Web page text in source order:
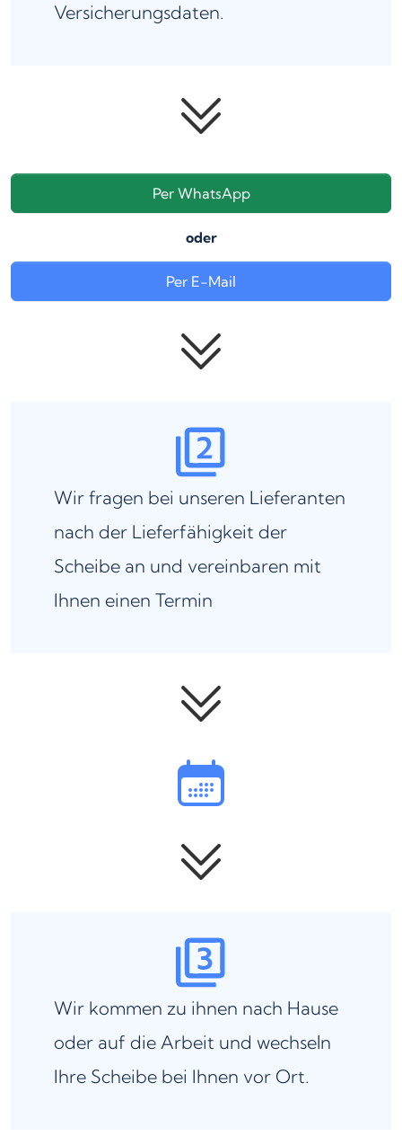
Versicherungsdaten.
Per WhatsApp
oder
Per E-Mail
Wir fragen bei unseren Lieferanten
nach der Lieferfähigkeit der
Scheibe an und vereinbaren mit
Ihnen einen Termin
Wir kommen zu ihnen nach Hause
oder auf die Arbeit und wechseln
Ihre Scheibe bei Ihnen vor Ort.